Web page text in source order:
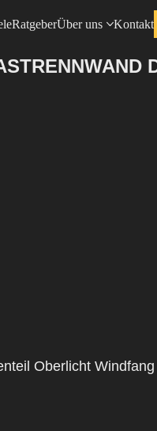
RatgeberÜber uns Kontakt
Oberlicht